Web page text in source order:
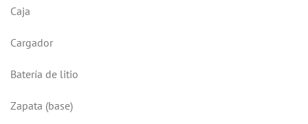
Caja
Cargador
Batería de litio
Zapata (base)